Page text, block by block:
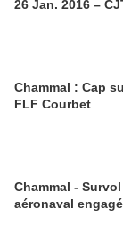
26 Jan.
Chammal : Cap
FLF Courbet
Chammal -
aéronaval